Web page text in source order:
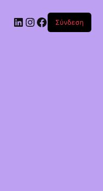
Linkedin
Instagram
Facebook
Σύνδεση